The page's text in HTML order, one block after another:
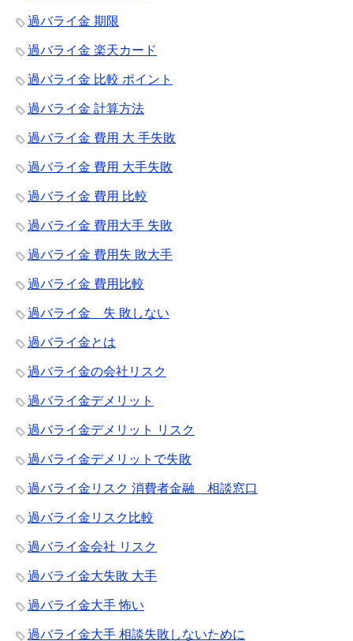
過バライ金 期限
過バライ金 楽天カード
過バライ金 比較 ポイント
過バライ金 計算方法
過バライ金 費用 大 手失敗
過バライ金 費用 大手失敗
過バライ金 費用 比較
過バライ金 費用大手 失敗
過バライ金 費用失 敗大手
過バライ金 費用比較
過バライ金 失 敗しない
過バライ金とは
過バライ金の会社リスク
過バライ金デメリット
過バライ金デメリット リスク
過バライ金デメリットで失敗
過バライ金リスク 消費者金融 相談窓口
過バライ金リスク比較
過バライ金会社 リスク
過バライ金大失敗 大手
過バライ金大手 怖い
過バライ金大手 相談失敗しないために